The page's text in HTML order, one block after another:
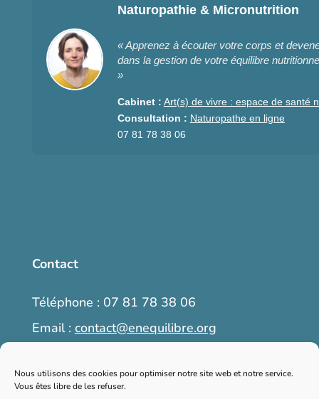
Nous utilisons des cookies pour optimiser notre site web et notre service.
Vous êtes libre de les refuser.
Naturopathie & Micronutrition
« Apprenez à écouter votre corps et
dans la gestion de votre équilibre
»
Cabinet : Art(s) de vivre : espace de santé
Consultation : Naturopathe en ligne
07 81 78 38 06
Contact
Téléphone : 07 81 78 38 06
Email : contact@enequilibre.org
Prendre rendez-vous